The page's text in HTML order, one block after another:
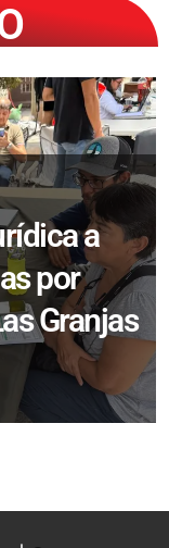
a
por
Granjas